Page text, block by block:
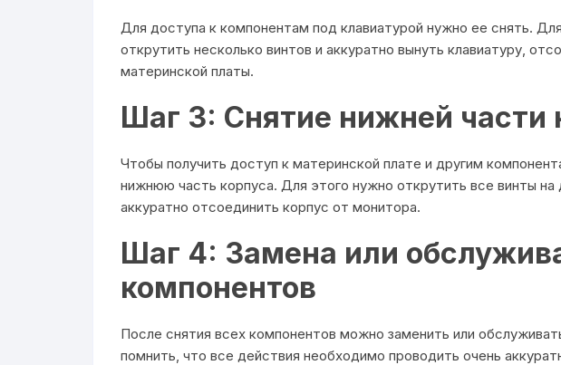
Для доступа к компонентам под клавиатурой нужно ее снять.
открутить несколько винтов и аккуратно вынуть клавиатуру,
материнской платы.
Шаг 3: Снятие нижней части
Чтобы получить доступ к материнской плате и другим
нижнюю часть корпуса. Для этого нужно открутить все винты на
аккуратно отсоединить корпус от монитора.
Шаг 4: Замена или
компонентов
После снятия всех компонентов можно заменить или
помнить, что все действия необходимо проводить очень